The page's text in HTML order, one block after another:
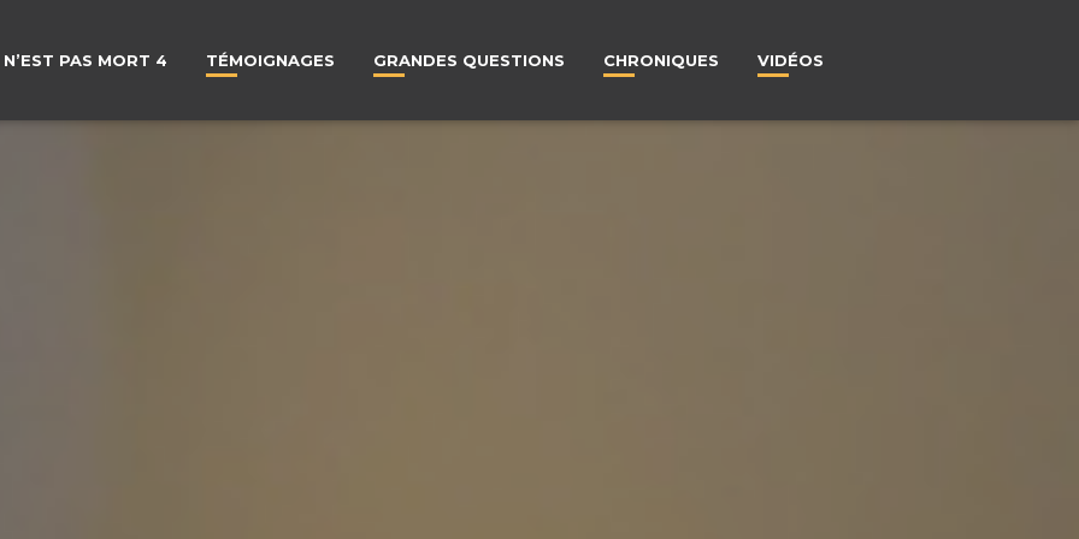
PAS MORT 4 TÉMOIGNAGES GRANDES QUESTIONS CHRONIQUES VIDÉOS